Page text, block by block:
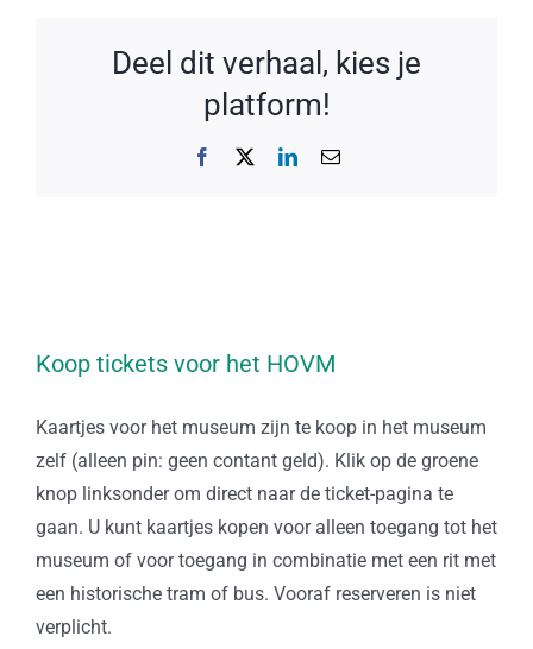
Deel dit verhaal, kies je
platform!
Facebook LinkedIn
E-
Koop tickets voor het HOVM
Kaartjes voor het museum zijn te koop in het museum
zelf (alleen pin: geen contant geld). Klik op de groene
knop linksonder om direct naar de ticket-pagina te
gaan. U kunt kaartjes kopen voor alleen toegang tot het
museum of voor toegang in combinatie met een rit met
een historische tram of bus. Vooraf reserveren is niet
verplicht.